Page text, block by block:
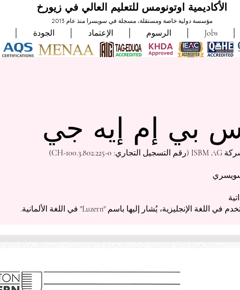
الأكاديمية اوتونومس للتعليم العالي في زيورخ
مؤسسة دولية خاصة ومستقلة، مسجلة في سويسرا منذ عام 2013
الجودة الإعتماد الرسوم Jobs
بي إم إيه جي